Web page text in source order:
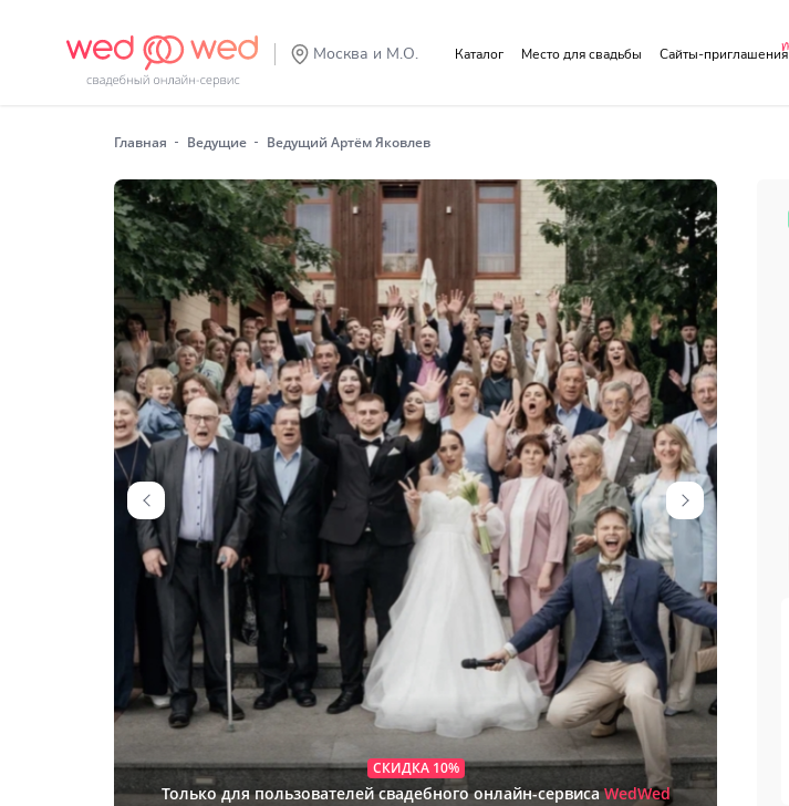
Москва и М.О. Каталог Место для свадьбы Сайты-приглашения
Главная Ведущие Ведущий Артём Яковлев
СКИДКА 10%
Только для пользователей свадебного онлайн-сервисаWedWed